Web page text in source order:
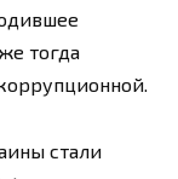
тогда
стали